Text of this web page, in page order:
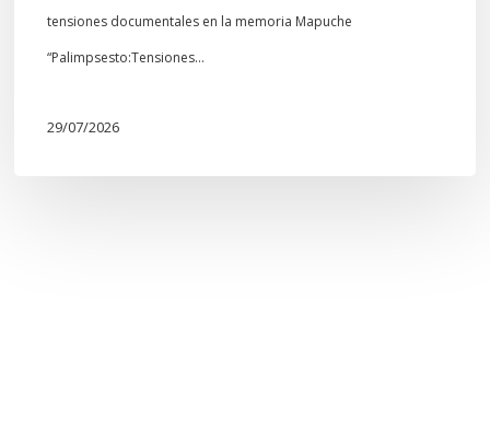
tensiones documentales en la memoria Mapuche
“Palimpsesto:Tensiones…
29/07/2026